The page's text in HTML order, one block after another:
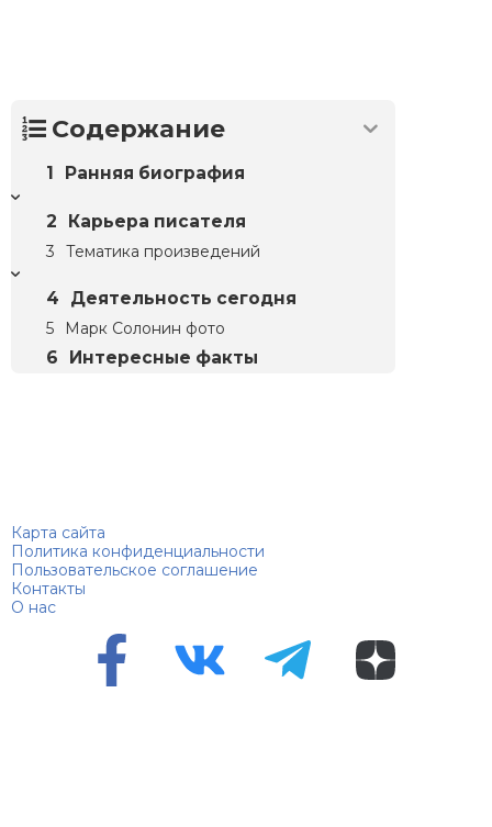
Содержание
Ранняя биография
Карьера писателя
Тематика произведений
Деятельность сегодня
Марк Солонин фото
Интересные факты
Карта сайта
Политика конфиденциальности
Пользовательское соглашение
Контакты
О нас